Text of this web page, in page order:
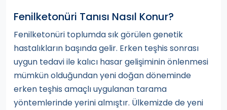
Fenilketonüri Tanısı Nasıl Konur?
Fenilketonüri toplumda sık görülen genetik
hastalıkların başında gelir. Erken teşhis sonrası
uygun tedavi ile kalıcı hasar gelişiminin önlenmesi
mümkün olduğundan yeni doğan döneminde
erken teşhis amaçlı uygulanan tarama
yöntemlerinde yerini almıştır. Ülkemizde de yeni